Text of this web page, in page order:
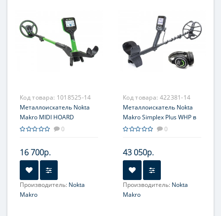
Код товара: 1018525-14
Металлоискатель Nokta
Makro MIDI HOARD
0
16 700р.
Производитель: Nokta
Makro
Код товара: 422381-14
Металлоискатель Nokta
Makro Simplex Plus WHP в
комплекте с 0
43 050р.
Производитель: Nokta
Makro